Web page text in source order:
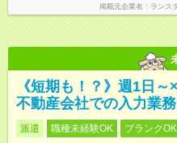
掲載元企業名 ランス
《短期も！？》週1日
不動産会社での入力業
派遣 職種未経験OK ブランクOK